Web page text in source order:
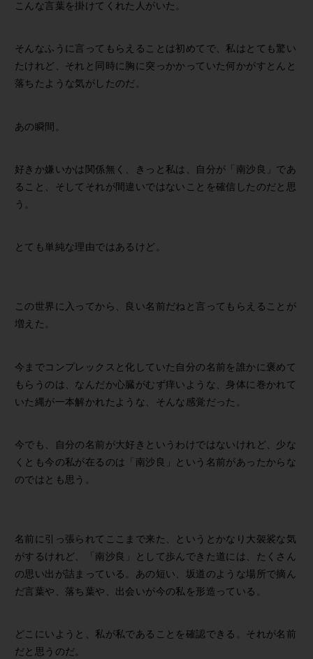
こんな言葉を掛けてくれた人がいた。
そんなふうに言ってもらえることは初めてで、私はとても驚い
たけれど、それと同時に胸に突っかかっていた何かがすとんと
落ちたような気がしたのだ。
あの瞬間。
好きか嫌いかは関係無く、きっと私は、自分が「南沙良」であ
ること、そしてそれが間違いではないことを確信したのだと思
う。
とても単純な理由ではあるけど。
この世界に入ってから、良い名前だねと言ってもらえることが
増えた。
今までコンプレックスと化していた自分の名前を誰かに褒めて
もらうのは、なんだか心臓がむず痒いような、身体に巻かれて
いた縄が一本解かれたような、そんな感覚だった。
今でも、自分の名前が大好きというわけではないけれど、少な
くとも今の私が在るのは「南沙良」という名前があったからな
のではとも思う。
名前に引っ張られてここまで来た、というとかなり大袈裟な気
がするけれど、「南沙良」として歩んできた道には、たくさん
の思い出が詰まっている。あの短い、坂道のような場所で摘ん
だ言葉や、落ち葉や、出会いが今の私を形造っている。
どこにいようと、私が私であることを確認できる。それが名前
だと思うのだ。